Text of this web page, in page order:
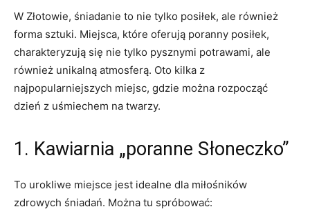
W Złotowie, śniadanie to nie tylko posiłek, ale również
forma sztuki. Miejsca, które oferują poranny posiłek,
charakteryzują się nie tylko pysznymi potrawami, ale
również unikalną atmosferą. Oto kilka z
najpopularniejszych miejsc, gdzie można rozpocząć
dzień z uśmiechem na twarzy.
1. Kawiarnia „poranne Słoneczko”
To urokliwe miejsce jest idealne dla miłośników
zdrowych śniadań. Można tu spróbować: